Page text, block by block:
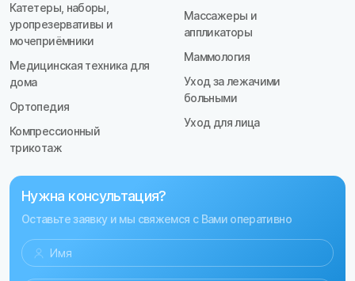
Катетеры, наборы,
уропрезервативы и
мочеприёмники
Медицинская техника для
дома
Ортопедия
Компрессионный
трикотаж
Массажеры и
аппликаторы
Маммология
Уход за лежачими
больными
Уход для лица
Нужна консультация?
Оставьте заявку и мы свяжемся с Вами оперативно